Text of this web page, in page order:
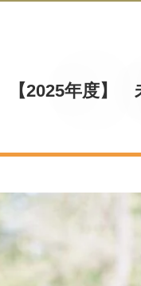
【2025年度】